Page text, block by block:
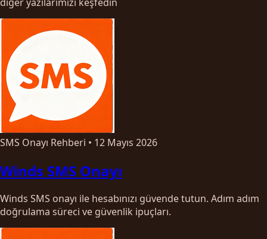
SMS Onayı Rehberi • 12 Mayıs 2026
Winds SMS Onayı
Winds SMS onayı ile hesabınızı güvende tutun. Adım adım
doğrulama süreci ve güvenlik ipuçları.